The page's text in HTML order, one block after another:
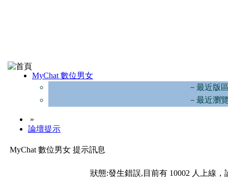
MyChat 數位男女
－最近版
－最近瀏
»
論壇提示
MyChat 數位男女 提示訊息
狀態:發生錯誤,目前有 10002 人上線